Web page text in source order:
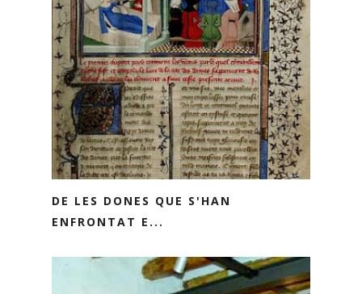
DE LES DONES QUE S'HAN
ENFRONTAT E...